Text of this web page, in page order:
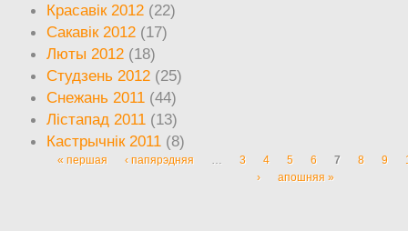
Красавік 2012 (22)
Сакавік 2012 (17)
Люты 2012 (18)
Студзень 2012 (25)
Снежань 2011 (44)
Лістапад 2011 (13)
Кастрычнік 2011 (8)
Старонкі
« першая ‹ папярэдняя … 3 4 5 6 7 8 9
›
апошняя »